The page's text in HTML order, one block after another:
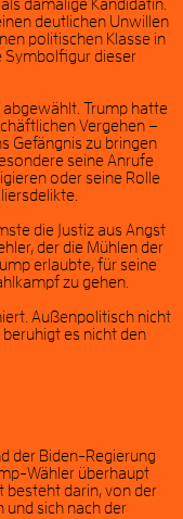
damalige Kandidatin.
deutlichen Unwillen
politischen Klasse in
Symbolfigur dieser
abgewählt. Trump hatte
Vergehen –
Gefängnis zu bringen
seine Anrufe
oder seine Rolle
die Justiz aus Angst
der die Mühlen der
erlaubte, für seine
zu gehen.
Außenpolitisch nicht
es nicht den
der Biden-Regierung
Wähler überhaupt
besteht darin, von der
sich nach der